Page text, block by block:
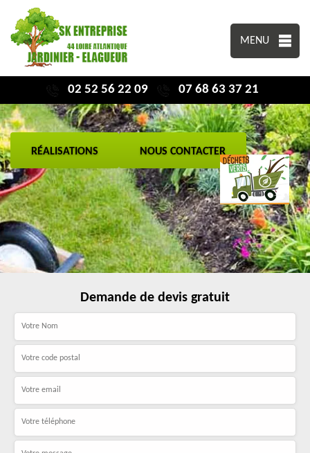
MENU
02 52 56 22 09 07 68 63 37 21
RÉALISATIONS NOUS CONTACTER
Demande de devis gratuit